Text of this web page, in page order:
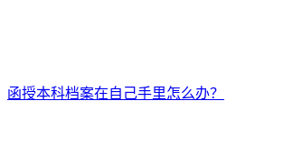
函授本科档案在自己手里怎么办？